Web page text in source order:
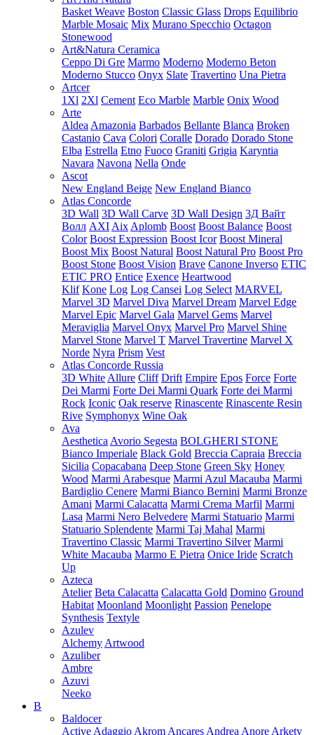
Basket Weave Boston Classic Glass Drops Equilibrio
Marble Mosaic Mix Murano Specchio Octagon
Stonewood
Art&Natura Ceramica
Ceppo Di Gre Marmo Moderno Moderno Beton
Moderno Stucco Onyx Slate Travertino Una Pietra
Artcer
1Xl 2Xl Cement Eco Marble Marble Onix Wood
Arte
Aldea Amazonia Barbados Bellante Blanca Broken
Castanio Cava Colori Coralle Dorado Dorado Stone
Elba Estrella Etno Fuoco Graniti Grigia Karyntia
Navara Navona Nella Onde
Ascot
New England Beige New England Bianco
Atlas Concorde
3D Wall 3D Wall Carve 3D Wall Design 3Д Вайт
Волл AXI Aix Aplomb Boost Boost Balance Boost
Color Boost Expression Boost Icor Boost Mineral
Boost Mix Boost Natural Boost Natural Pro Boost Pro
Boost Stone Boost Vision Brave Canone Inverso ETIC
ETIC PRO Entice Exence Heartwood
Klif Kone Log Log Cansei Log Select MARVEL
Marvel 3D Marvel Diva Marvel Dream Marvel Edge
Marvel Epic Marvel Gala Marvel Gems Marvel
Meraviglia Marvel Onyx Marvel Pro Marvel Shine
Marvel Stone Marvel T Marvel Travertine Marvel X
Norde Nyra Prism Vest
Atlas Concorde Russia
3D White Allure Cliff Drift Empire Epos Force Forte
Dei Marmi Forte Dei Marmi Quark Forte dei Marmi
Rock Iconic Oak reserve Rinascente Rinascente Resin
Rive Symphonyx Wine Oak
Ava
Aesthetica Avorio Segesta BOLGHERI STONE
Bianco Imperiale Black Gold Breccia Capraia Breccia
Sicilia Copacabana Deep Stone Green Sky Honey
Wood Marmi Arabesque Marmi Azul Macauba Marmi
Bardiglio Cenere Marmi Bianco Bernini Marmi Bronze
Amani Marmi Calacatta Marmi Crema Marfil Marmi
Lasa Marmi Nero Belvedere Marmi Statuario Marmi
Statuario Splendente Marmi Taj Mahal Marmi
Travertino Classic Marmi Travertino Silver Marmi
White Macauba Marmo E Pietra Onice Iride Scratch
Up
Azteca
Atelier Beta Calacatta Calacatta Gold Domino Ground
Habitat Moonland Moonlight Passion Penelope
Synthesis Textyle
Azulev
Alchemy Artwood
Azuliber
Ambre
Azuvi
Neeko
B
Baldocer
Active Adaggio Akrom Ancares Andrea Anore Arkety